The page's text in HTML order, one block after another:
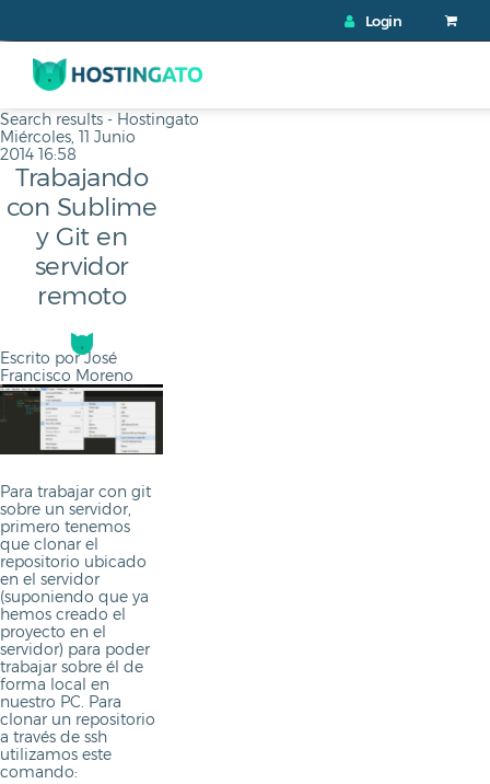
Login
Warning : Creating default object from empty value in
/var/www/vhosts/hostingato.com/httpdocs/components/
Search results - Hostingato
Miércoles, 11 Junio
2014 16:58
Trabajando
con Sublime
y Git en
servidor
remoto
Escrito porJosé
Francisco Moreno
Para trabajar con git
sobre un servidor,
primero tenemos
que clonar el
repositorio ubicado
en el servidor
(suponiendo que ya
hemos creado el
proyecto en el
servidor) para poder
trabajar sobre él de
forma local en
nuestro PC. Para
clonar un repositorio
a través de ssh
utilizamos este
comando: